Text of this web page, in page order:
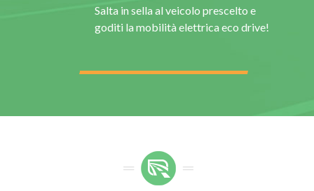
Salta in sella al veicolo prescelto e
goditi la mobilità elettrica eco drive!